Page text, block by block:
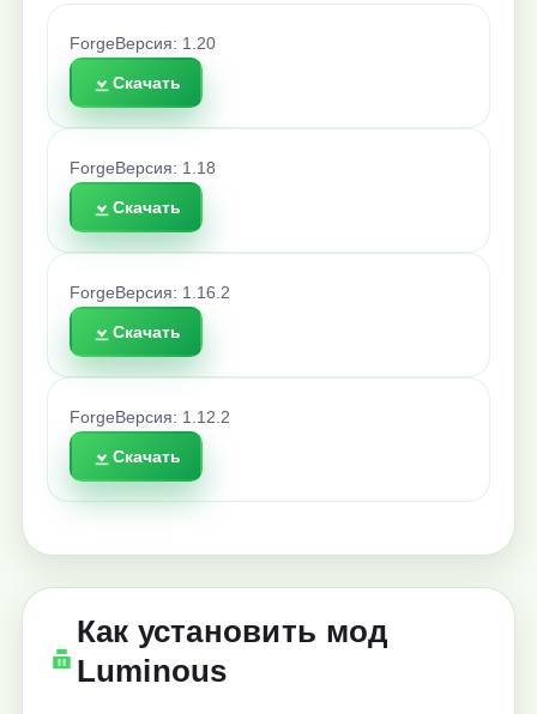
Forge Версия: 1.20
Скачать
Forge Версия: 1.18
Скачать
Forge Версия: 1.16.2
Скачать
Forge Версия: 1.12.2
Скачать
Как установить мод
Luminous